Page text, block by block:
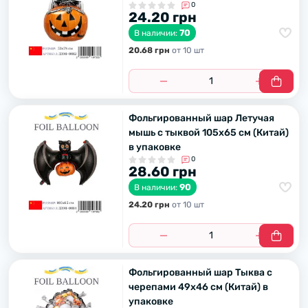
0
24.20 грн
В наличии: 70
20.68 грн от 10 шт
Фольгированный шар Летучая
мышь с тыквой 105х65 см (Китай)
в упаковке
0
28.60 грн
В наличии: 90
24.20 грн от 10 шт
Фольгированный шар Тыква с
черепами 49х46 см (Китай) в
упаковке